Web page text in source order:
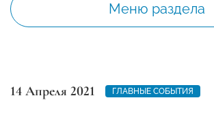
Меню раздела
14 Апреля 2021 ГЛАВНЫЕ СОБЫТИЯ